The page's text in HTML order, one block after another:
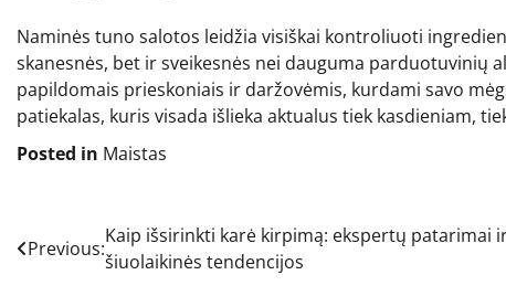
Naminės tuno salotos leidžia visiškai kontroliuoti
skanesnės, bet ir sveikesnės nei dauguma
papildomais prieskoniais ir daržovėmis, kurdami savo
patiekalas, kuris visada išlieka aktualus tiek kasdieniam,
Posted in Maistas
Navigacija
Previous:
Kaip išsirinkti karė kirpimą: ekspertų patarimai
šiuolaikinės tendencijos